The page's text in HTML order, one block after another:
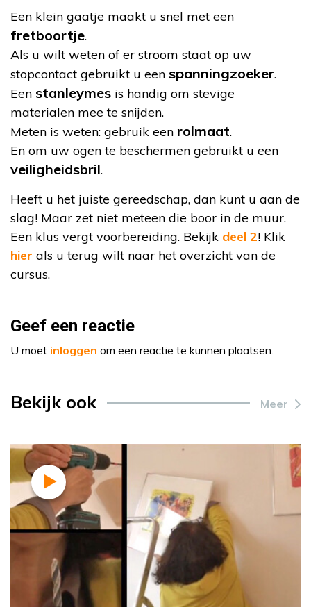
Een klein gaatje maakt u snel met een
fretboortje.
Als u wilt weten of er stroom staat op uw
stopcontact gebruikt u een spanningzoeker.
Een stanleymes is handig om stevige
materialen mee te snijden.
Meten is weten: gebruik een rolmaat.
En om uw ogen te beschermen gebruikt u een
veiligheidsbril.
Heeft u het juiste gereedschap, dan kunt u aan de
slag! Maar zet niet meteen die boor in de muur.
Een klus vergt voorbereiding. Bekijk deel 2! Klik
hier als u terug wilt naar het overzicht van de
cursus.
Geef een reactie
U moet inloggen om een reactie te kunnen plaatsen.
Bekijk ook Meer